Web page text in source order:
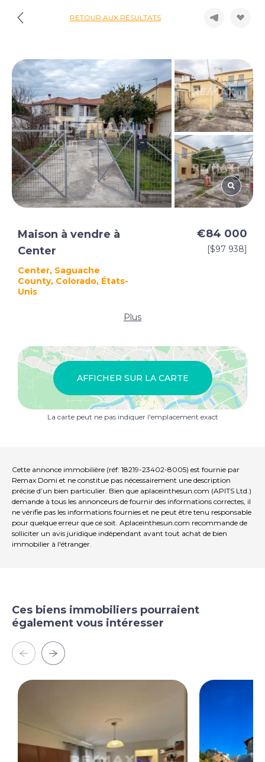
RETOUR AUX RÉSULTATS
Maison à vendre à
Center
Center, Saguache
County, Colorado, États-
Unis
€84 000
[$97 938]
Plus
AFFICHER SUR LA CARTE
La carte peut ne pas indiquer l'emplacement exact
Cette annonce immobilière (réf: 18219-23402-8005) est fournie par
Remax Domi et ne constitue pas nécessairement une description
précise d’un bien particulier. Bien que aplaceinthesun.com (APITS Ltd.)
demande à tous les annonceurs de fournir des informations correctes, il
ne vérifie pas les informations fournies et ne peut être tenu responsable
pour quelque erreur que ce soit. Aplaceinthesun.com recommande de
solliciter un avis juridique indépendant avant tout achat de bien
immobilier à l'étranger.
Ces biens immobiliers pourraient
également vous intéresser